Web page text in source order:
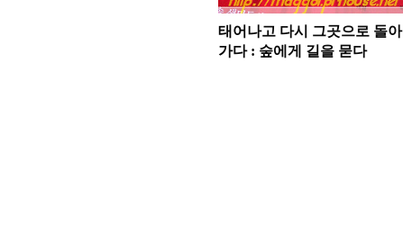
태어나고 다시 그곳으로 돌아
가다 : 숲에게 길을 묻다